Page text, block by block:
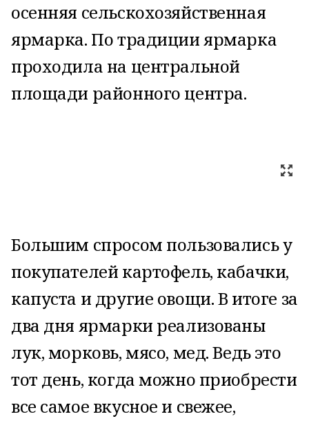
осенняя сельскохозяйственная
ярмарка. По традиции ярмарка
проходила на центральной
площади районного центра.
Большим спросом пользовались у
покупателей картофель, кабачки,
капуста и другие овощи. В итоге за
два дня ярмарки реализованы
лук, морковь, мясо, мед. Ведь это
тот день, когда можно приобрести
все самое вкусное и свежее,